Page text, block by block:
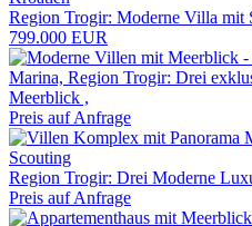
Region Trogir: Moderne Villa
799.000 EUR
Marina, Region Trogir: Drei
Meerblick ,
Preis auf Anfrage
Region Trogir: Drei Moderne
Preis auf Anfrage